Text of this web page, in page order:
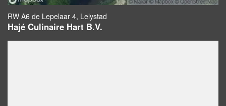
RW A6 de Lepelaar 4, Lelystad
Hajé Culinaire Hart B.V.